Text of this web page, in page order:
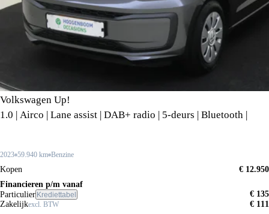
Volkswagen Up!
1.0 | Airco | Lane assist | DAB+ radio | 5-deurs | Bluetooth |
2023 59.940 km Benzine
Kopen
€ 12.950
Financieren p/m vanaf
Particulier Krediettabel
€ 135
Zakelijkexcl. BTW
€ 111